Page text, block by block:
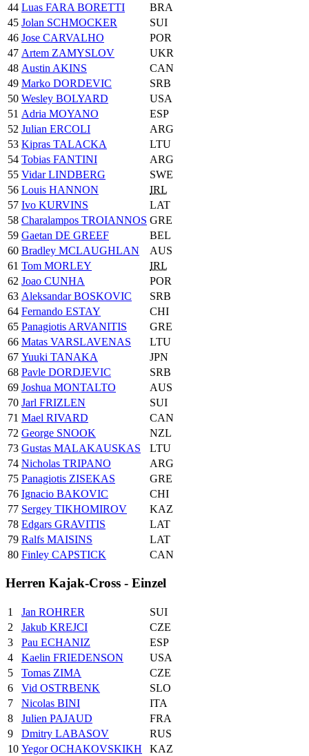
44 Luas FARA BORETTI
BRA
45 Jolan SCHMOCKER
SUI
46 Jose CARVALHO
POR
47 Artem ZAMYSLOV
UKR
48 Austin AKINS
CAN
49 Marko DORDEVIC
SRB
50 Wesley BOLYARD
USA
51 Adria MOYANO
ESP
52 Julian ERCOLI
ARG
53 Kipras TALACKA
LTU
54 Tobias FANTINI
ARG
55 Vidar LINDBERG
SWE
56 Louis HANNON
IRL
57 Ivo KURVINS
LAT
58 Charalampos TROIANNOS GRE
59 Gaetan DE GREEF
BEL
60 Bradley MCLAUGHLAN
AUS
61 Tom MORLEY
IRL
62 Joao CUNHA
POR
63 Aleksandar BOSKOVIC
SRB
64 Fernando ESTAY
CHI
65 Panagiotis ARVANITIS
GRE
66 Matas VARSLAVENAS
LTU
67 Yuuki TANAKA
JPN
68 Pavle DORDJEVIC
SRB
69 Joshua MONTALTO
AUS
70 Jarl FRIZLEN
SUI
71 Mael RIVARD
CAN
72 George SNOOK
NZL
73 Gustas MALAKAUSKAS
LTU
74 Nicholas TRIPANO
ARG
75 Panagiotis ZISEKAS
GRE
76 Ignacio BAKOVIC
CHI
77 Sergey TIKHOMIROV
KAZ
78 Edgars GRAVITIS
LAT
79 Ralfs MAISINS
LAT
80 Finley CAPSTICK CAN
Herren Kajak-Cross - Einzel
1 Jan ROHRER
SUI
2
Jakub KREJCI
CZE
3
Pau ECHANIZ
ESP
4
Kaelin FRIEDENSON
USA
5
Tomas ZIMA
CZE
6
Vid OSTRBENK
SLO
7
Nicolas BINI
ITA
8
Julien PAJAUD
FRA
9
Dmitry LABASOV
RUS
10 Yegor OCHAKOVSKIKH
KAZ